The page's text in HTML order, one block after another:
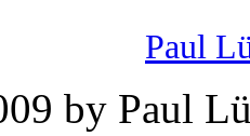
Paul
by Paul